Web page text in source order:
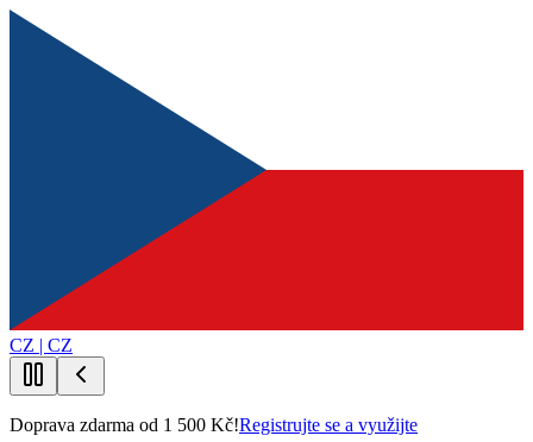
CZ | CZ
Doprava zdarma od 1 500 Kč!Registrujte se a využijte